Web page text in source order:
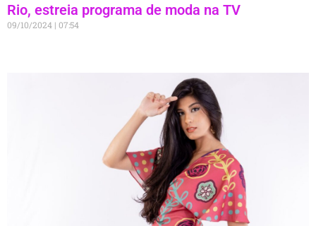
Rio, estreia programa de moda na TV
09/10/2024 07:54